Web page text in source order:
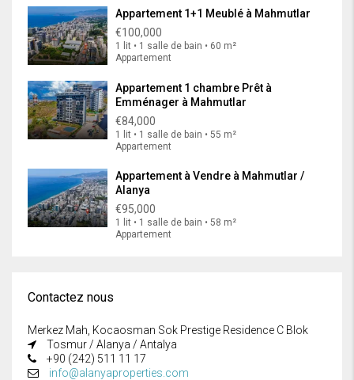
Appartement 1+1 Meublé à Mahmutlar
€100,000
1 lit • 1 salle de bain • 60 m²
Appartement
Appartement 1 chambre Prêt à
Emménager à Mahmutlar
€84,000
1 lit • 1 salle de bain • 55 m²
Appartement
Appartement à Vendre à Mahmutlar /
Alanya
€95,000
1 lit • 1 salle de bain • 58 m²
Appartement
Contactez nous
Merkez Mah, Kocaosman Sok Prestige Residence C Blok
Tosmur / Alanya / Antalya
+90 (242) 511 11 17
info@alanyaproperties.com